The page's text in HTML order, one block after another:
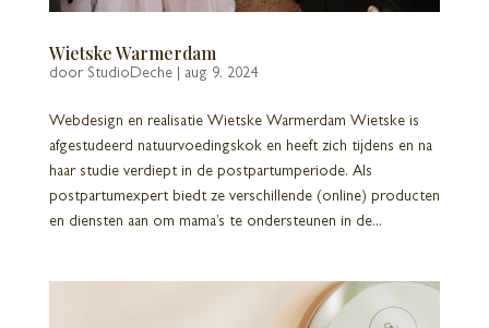
Wietske Warmerdam
door StudioDeche| aug 9, 2024
Webdesign en realisatie Wietske Warmerdam Wietske is
afgestudeerd natuurvoedingskok en heeft zich tijdens en na
haar studie verdiept in de postpartumperiode. Als
postpartumexpert biedt ze verschillende (online) producten
en diensten aan om mama’s te ondersteunen in de...